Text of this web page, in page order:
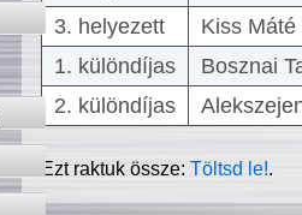
3. helyezett
Kiss
1. különdíjas
Bosznai
2. különdíjas
Ezt raktuk össze:Töltsd le!.